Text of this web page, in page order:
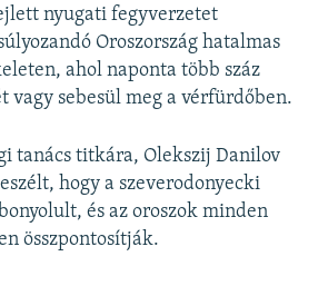
nyugati fegyverzetet
Oroszország hatalmas
ahol naponta több száz
vagy sebesül meg a vérfürdőben.
tanács titkára, Olekszij Danilov
hogy a szeverodonyecki
és az oroszok minden
összpontosítják.